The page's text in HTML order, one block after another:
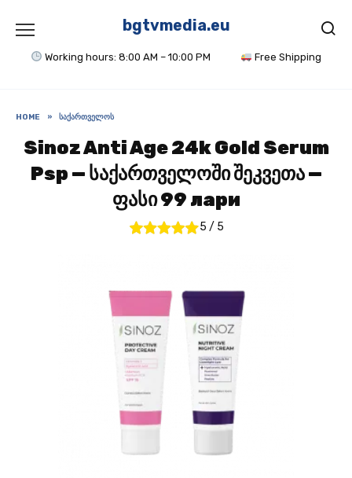
content
bgtvmedia.eu
Working hours: 8:00 AM – 10:00 PM Free Shipping
HOME » ᲡᲐᲥᲐᲠᲗᲕᲔᲚᲝᲡ
Sinoz Anti Age 24k Gold Serum
Psp — საქართველოში შეკვეთა —
ფასი 99 лари
5 / 5